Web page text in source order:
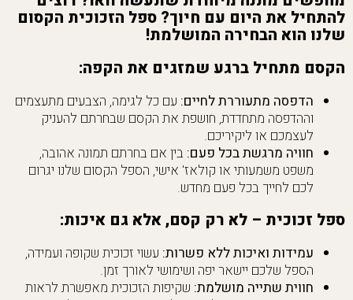
להתחיל את היום עם חיוך? ספל הזכוכית הקסום
שלנו הוא הבחירה המושלמת!
הקסם מתחיל ברגע שמזגים את הקפה:
הדפסה מתעוררת לחיים: עם כל לגימה, הצבעים מתעצמים
וההדפסה מתחדדת, חושפת את הקסם שבחרתם להעניק
לעצמכם או ליקיריכם.
חוויה מרגשת בכל פעם: בין אם בחרתם תמונה אהובה,
משפט משמעותי או קולאז' אישי, הספל הקסום שלנו יגרום
לכם לחייך בכל פעם מחדש.
ספל זכוכית – לא רק קסם, אלא גם איכות:
עמידות ואיכות ללא פשרות: עשוי זכוכית שקופה ועמידה,
הספל שלכם יישאר יפה ושימושי לאורך זמן.
חווית שתייה מושלמת: שקיפות הזכוכית מאפשרת לראות